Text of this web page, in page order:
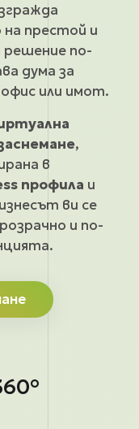
на престой и
решение по-
дума за
или имот.
,
в
профила и
ви се
и по-